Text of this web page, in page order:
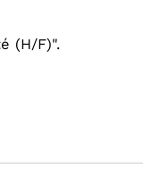
(H/F)".